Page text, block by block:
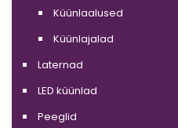
Küünlaalused
Küünlajalad
Laternad
LED küünlad
Peeglid